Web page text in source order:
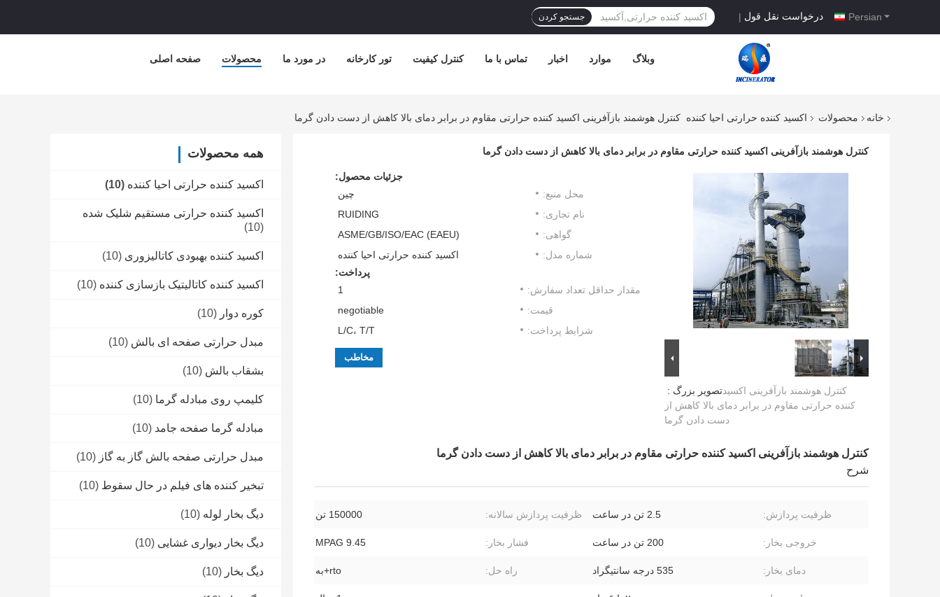
Persian درخواست نقل قول | جستجو کردن
صفحه اصلی محصولات در مورد ما تور کارخانه کنترل کیفیت تماس با ما اخبار موارد وبلاگ
خانه محصولات اکسید کننده حرارتی احیا کننده کنترل هوشمند بازآفرینی اکسید کننده حرارتی مقاوم در برابر دمای بالا کاهش از دست دادن گرما
همه محصولات
اکسید کننده حرارتی احیا کننده (10)
اکسید کننده حرارتی مستقیم شلیک شده
(10)
اکسید کننده بهبودی کاتالیزوری (10)
اکسید کننده کاتالیتیک بازسازی کننده (10)
کوره دوار (10)
مبدل حرارتی صفحه ای بالش (10)
بشقاب بالش (10)
کلیمپ روی مبادله گرما (10)
مبادله گرما صفحه جامد (10)
مبدل حرارتی صفحه بالش گاز به گاز (10)
تبخیر کننده های فیلم در حال سقوط (10)
دیگ بخار لوله (10)
دیگ بخار دیواری غشایی (10)
دیگ بخار (10)
کنترل هوشمند بازآفرینی اکسید کننده حرارتی مقاوم در برابر دمای بالا کاهش از دست دادن گرما
تصویر بزرگ :کنترل هوشمند بازآفرینی اکسید
کننده حرارتی مقاوم در برابر دمای بالا کاهش از
دست دادن گرما
جزئیات محصول:
محل منبع:
چین
نام تجاری:
RUIDING
گواهی:
ASME/GB/ISO/EAC (EAEU)
شماره مدل:
اکسید کننده حرارتی احیا کننده
پرداخت:
مقدار حداقل تعداد سفارش:
1
قیمت:
negotiable
شرایط پرداخت:
L/C، T/T
مخاطب
کنترل هوشمند بازآفرینی اکسید کننده حرارتی مقاوم در برابر دمای بالا کاهش از دست دادن گرما
شرح
ظرفیت پردازش: 2.5 تن در ساعت ظرفیت پردازش سالانه: 150000 تن
خروجی بخار: 200 تن در ساعت فشار بخار: 9.45 MPAG
دمای بخار: 535 درجه سانتیگراد راه حل: rto+به